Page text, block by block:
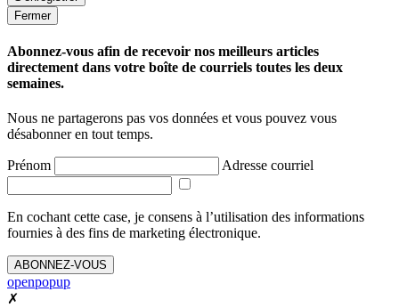
Fermer
Abonnez-vous afin de recevoir nos meilleurs articles
directement dans votre boîte de courriels toutes les deux
semaines.
Nous ne partagerons pas vos données et vous pouvez vous
désabonner en tout temps.
Prénom Adresse courriel
En cochant cette case, je consens à l’utilisation des informations
fournies à des fins de marketing électronique.
ABONNEZ-VOUS
openpopup
✗